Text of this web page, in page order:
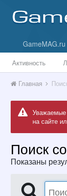
GameMAG.ru
Активность
Главная
Уважаемые
на сайте
Поиск
Показаны